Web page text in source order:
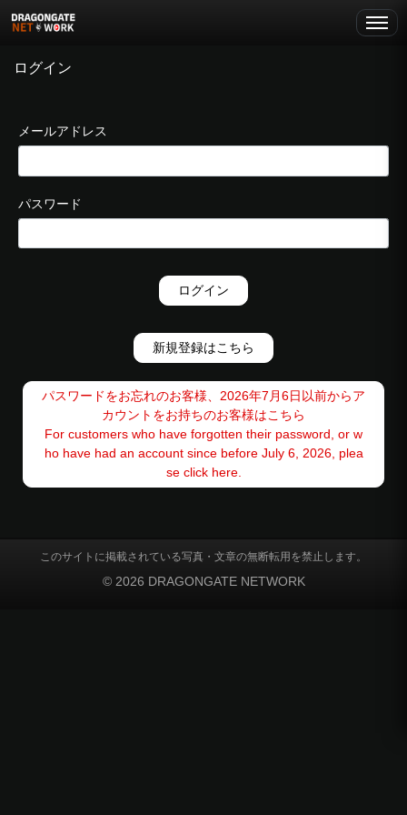
ログイン
メールアドレス
パスワード
ログイン
新規登録はこちら
パスワードをお忘れのお客様、2026年7月6日以前からア
カウントをお持ちのお客様はこちら
For customers who have forgotten their password, or w
ho have had an account since before July 6, 2026, plea
se click here.
このサイトに掲載されている写真・文章の無断転用を禁止します。
© 2026 DRAGONGATE NETWORK